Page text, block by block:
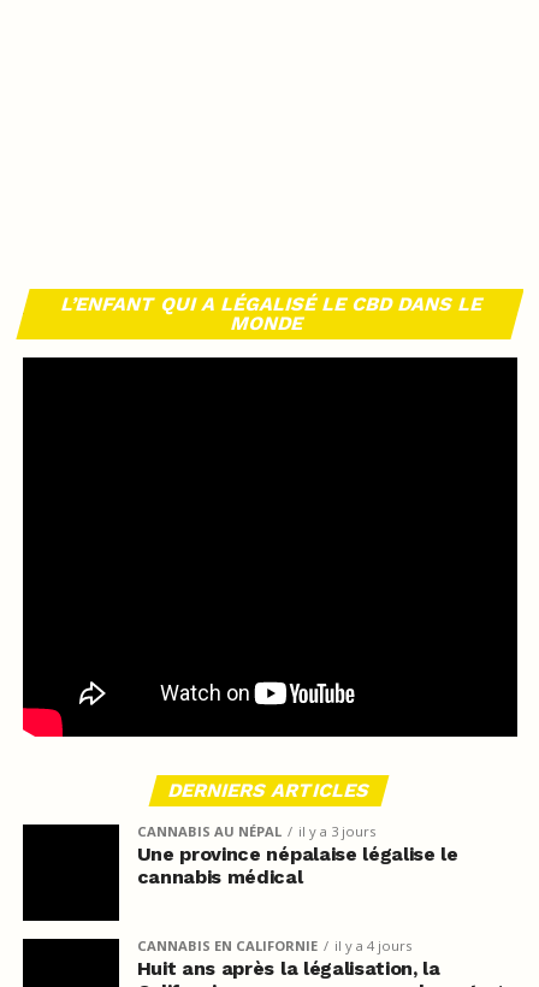
L’ENFANT QUI A LÉGALISÉ LE CBD DANS LE
MONDE
DERNIERS ARTICLES
CANNABIS AU NÉPAL il y a 3 jours
Une province népalaise légalise le
cannabis médical
CANNABIS EN CALIFORNIE il y a 4 jours
Huit ans après la légalisation, la